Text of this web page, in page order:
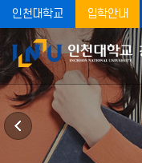
인천대학교 입학안내